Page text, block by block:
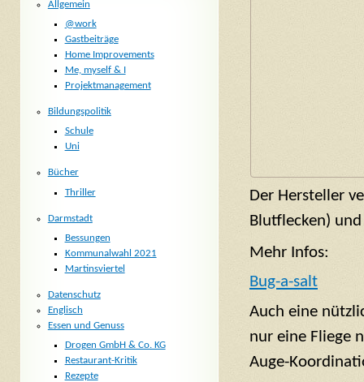
Der Hersteller
Blutflecken)
Mehr Infos:
Bug-a-salt
Auch eine
nur eine Fliege
Auge-
Allgemein
@work
Gastbeiträge
Home Improvements
Me, myself & I
Projektmanagement
Bildungspolitik
Schule
Uni
Bücher
Thriller
Darmstadt
Bessungen
Kommunalwahl 2021
Martinsviertel
Datenschutz
Englisch
Essen und Genuss
Drogen GmbH & Co. KG
Restaurant-Kritik
Rezepte